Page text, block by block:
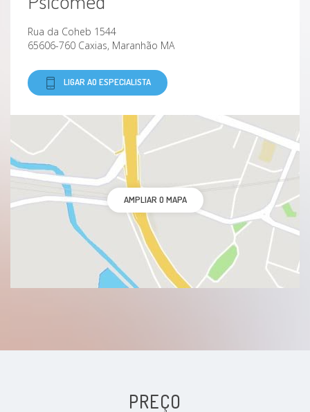
Transtornos de ansiedade generalizados
Transtornos De Estresse Pós-Traumáticos
Transtornos Mentais
Transtornos Relacionados Ao Uso De Cocaína
Transtornos relacionados ao uso de
substâncias
Transtorno do Espectro Autista
Trauma psicológico
Tricotilomania
Depressão no idoso
Rua da Coheb 1544
65606-760 Caxias, Maranhão MA
LIGAR AO ESPECIALISTA
AMPLIAR O MAPA
PREÇO